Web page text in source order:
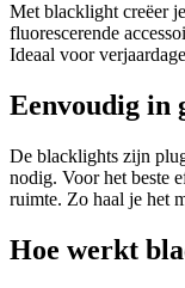
Met blacklight creëer
fluorescerende
Ideaal voor
Eenvoudig in
De blacklights zijn
nodig. Voor het beste
ruimte. Zo haal je het
Hoe werkt